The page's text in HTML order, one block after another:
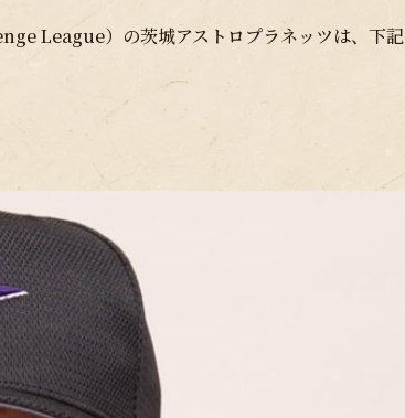
League）の茨城アストロプラネッツは、下記